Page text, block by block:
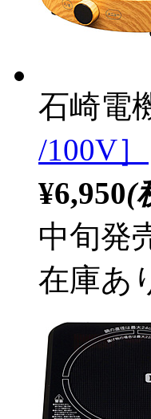
石崎電
/100V］
¥6,950(
中旬発
在庫あ